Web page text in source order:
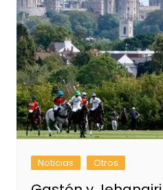
Noticias Otros